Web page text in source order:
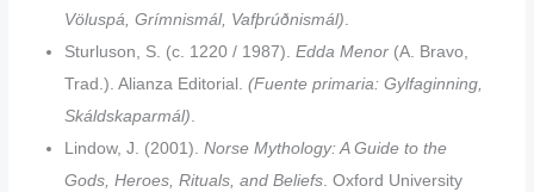
Völuspá, Grímnismál, Vafþrúðnismál)
Sturluson, S. (c. 1220 / 1987). Edda Menor (A. Bravo,
Trad.). Alianza Editorial. (Fuente primaria: Gylfaginning,
Skáldskaparmál)
Lindow, J. (2001). Norse Mythology: A Guide to the
Gods, Heroes, Rituals, and Beliefs . Oxford University